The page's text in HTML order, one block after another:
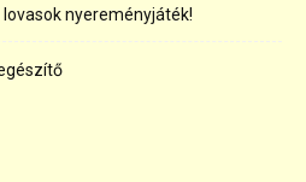
nyereményjáték!